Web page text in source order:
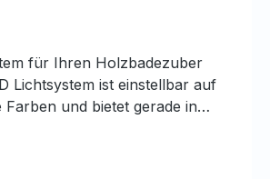
für Ihren Holzbadezuber
Lichtsystem ist einstellbar auf
Farben und bietet gerade in